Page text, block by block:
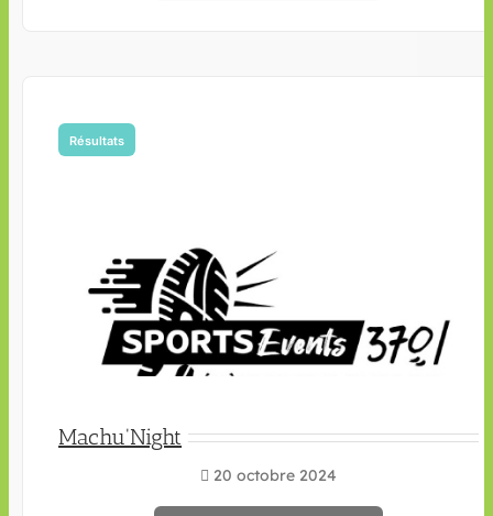
Résultats
Machu'Night
20 octobre 2024